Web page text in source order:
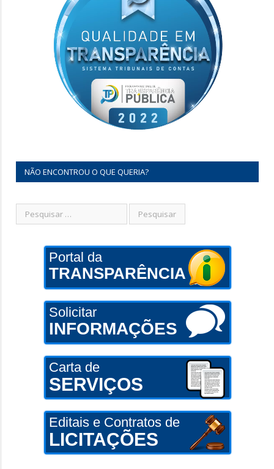
NÃO ENCONTROU O QUE QUERIA?
Portal da
TRANSPARÊNCIA
Solicitar
INFORMAÇÕES
Carta de
SERVIÇOS
Editais e Contratos de
LICITAÇÕES